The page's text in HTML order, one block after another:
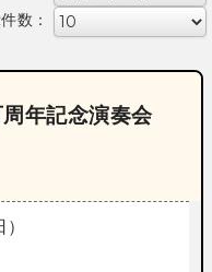
数：
年記念演奏会